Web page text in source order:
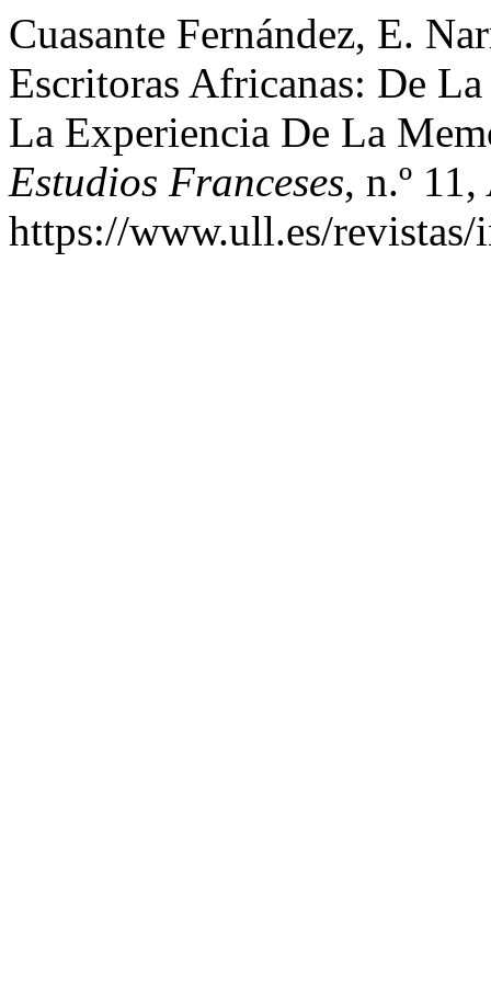
Cuasante Fernández, E.
Escritoras Africanas: De
La Experiencia De La
Estudios Franceses, n.º
https://www.ull.es/